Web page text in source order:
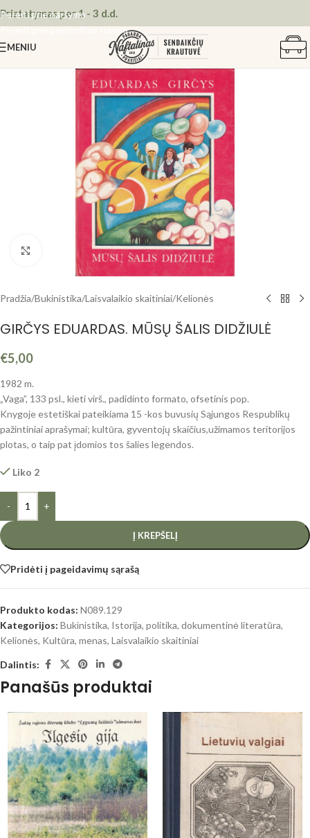
Pereiti prie naršymo
Pereiti prie pagrindinio turinio
Pristatymas per 1 - 3 d.d.
MENIU
Spustelėkite, kad padidintumėte
Pradžia/Bukinistika/Laisvalaikio skaitiniai/Kelionės
GIRČYS EDUARDAS. MŪSŲ ŠALIS DIDŽIULĖ
€5,00
1982 m.
„Vaga”, 133 psl., kieti virš., padidinto formato, ofsetinis pop.
Knygoje estetiškai pateikiama 15 -kos buvusių Sąjungos Respublikų
pažintiniai aprašymai; kultūra, gyventojų skaičius,užimamos teritorijos
plotas, o taip pat įdomios tos šalies legendos.
Liko 2
- +
Į KREPŠELĮ
Pridėti į pageidavimų sąrašą
Produkto kodas: N089.129
Kategorijos: Bukinistika, Istorija, politika, dokumentinė literatūra,
Kelionės, Kultūra, menas, Laisvalaikio skaitiniai
Dalintis:
Panašūs produktai